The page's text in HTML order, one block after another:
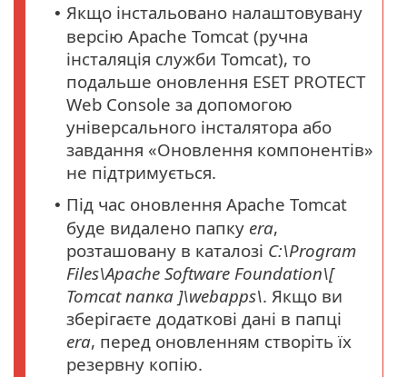
• Якщо інстальовано налаштовувану
версію Apache Tomcat (ручна
інсталяція служби Tomcat), то
подальше оновлення ESET PROTECT
Web Console за допомогою
універсального інсталятора або
завдання «Оновлення компонентів»
не підтримується.
• Під час оновлення Apache Tomcat
буде видалено папку era,
розташовану в каталозі C:\Program
Files\Apache Software Foundation\[
Tomcatпапка ]\webapps\. Якщо ви
зберігаєте додаткові дані в папці
era, перед оновленням створіть їх
резервну копію.